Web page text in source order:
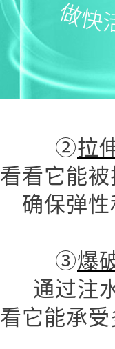
②拉
看看它能
确保弹
③爆
通过注
看它能承